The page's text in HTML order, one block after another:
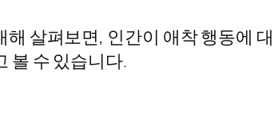
살펴보면, 인간이 애착 행동에
볼 수 있습니다.